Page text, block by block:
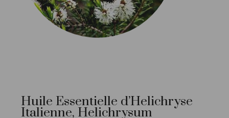
Huile Essentielle d’Helichryse
Italienne, Helichrysum